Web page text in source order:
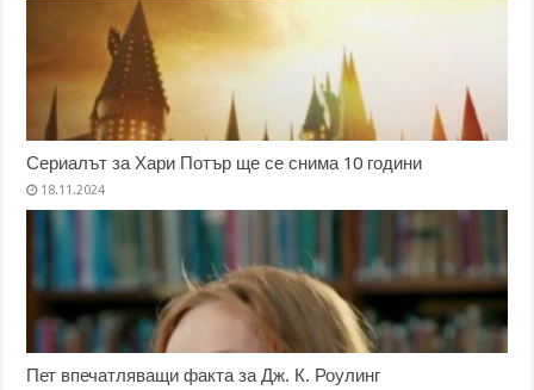
Сериалът за Хари Потър ще се снима 10 години
18.11.2024
Пет впечатляващи факта за Дж. К. Роулинг